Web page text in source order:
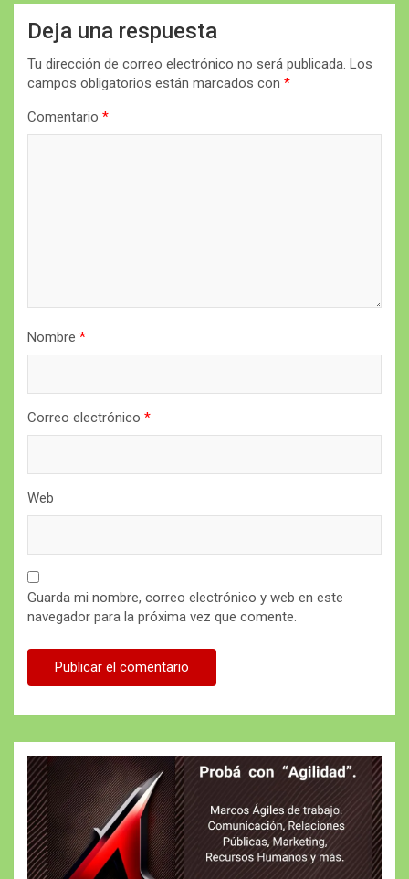
Deja una respuesta
Tu dirección de correo electrónico no será publicada. Los
campos obligatorios están marcados con *
Comentario *
Nombre *
Correo electrónico *
Web
Guarda mi nombre, correo electrónico y web en este
navegador para la próxima vez que comente.